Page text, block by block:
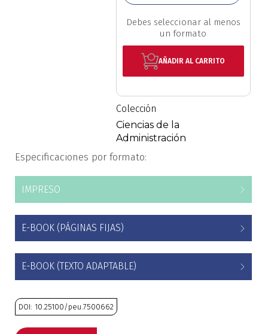
Literatura
Matemáticas
Medicina
Medioambiente
Música
Narcotráfico
Debes seleccionar al menos
un formato
AÑADIR AL CARRITO
Colección
Ciencias de la
Administración
Especificaciones por formato:
IMPRESO
E-BOOK (PÁGINAS FIJAS)
E-BOOK (TEXTO ADAPTABLE)
DOI: 10.25100/peu.7500662